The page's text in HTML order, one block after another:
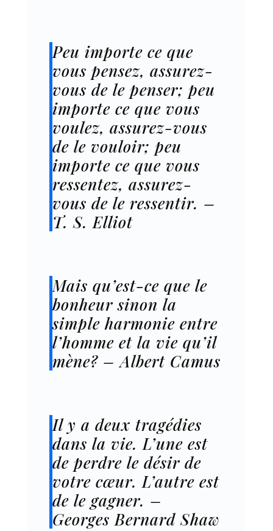
Peu importe ce que
vous pensez, assurez-
vous de le penser; peu
importe ce que vous
voulez, assurez-vous
de le vouloir; peu
importe ce que vous
ressentez, assurez-
vous de le ressentir. –
T. S. Elliot
Mais qu’est-ce que le
bonheur sinon la
simple harmonie entre
l’homme et la vie qu’il
mène? – Albert Camus
Il y a deux tragédies
dans la vie. L’une est
de perdre le désir de
votre cœur. L’autre est
de le gagner. –
Georges Bernard Shaw